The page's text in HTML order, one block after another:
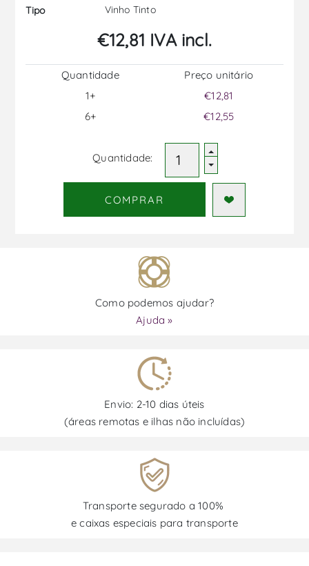
Tipo
Vinho Tinto
€12,81 IVA incl.
Quantidade
1+
6+
Preço unitário
€12,81
€12,55
Quantidade:
COMPRAR
Como podemos ajudar?
Ajuda »
Envio: 2-10 dias úteis
(áreas remotas e ilhas não incluídas)
Transporte segurado a 100%
e caixas especiais para transporte